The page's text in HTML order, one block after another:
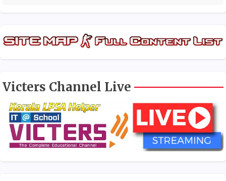
Victers Channel Live